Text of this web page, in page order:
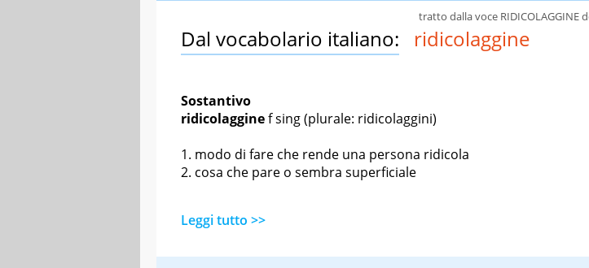
Dal vocabolario italiano: ridicolaggine
Sostantivo
ridicolagginef sing(plurale: ridicolaggini)
modo di fare che rende una persona ridicola
cosa che pare o sembra superficiale
Leggi tutto >>
tratto dalla voce RIDICOLAGGINE